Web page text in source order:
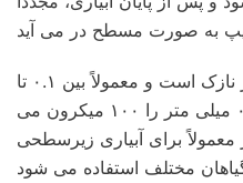
بسیار نازک است و معمولاً بین ۰.۱ تا
۰.۶ میلی متر است (هر ۰.۱ میلی متر را ۱۰۰ میکرون می
برای آبیاری زیرسطحی